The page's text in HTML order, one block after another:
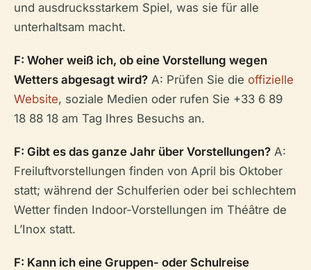
und ausdrucksstarkem Spiel, was sie für alle
unterhaltsam macht.
F: Woher weiß ich, ob eine Vorstellung wegen
Wetters abgesagt wird? A: Prüfen Sie die offizielle
Website, soziale Medien oder rufen Sie +33 6 89
18 88 18 am Tag Ihres Besuchs an.
F: Gibt es das ganze Jahr über Vorstellungen? A:
Freiluftvorstellungen finden von April bis Oktober
statt; während der Schulferien oder bei schlechtem
Wetter finden Indoor-Vorstellungen im Théâtre de
L’Inox statt.
F: Kann ich eine Gruppen- oder Schulreise